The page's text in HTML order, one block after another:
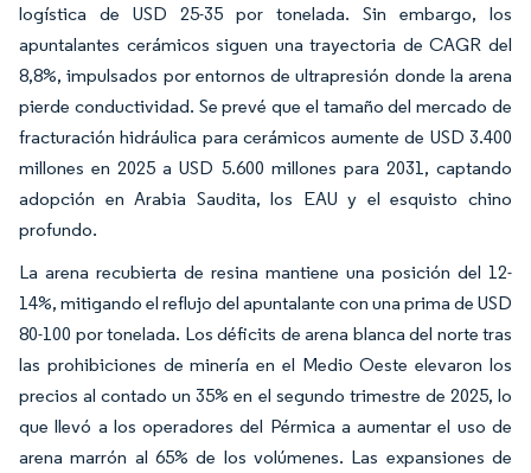
logística de USD 25-35 por tonelada. Sin embargo, los
apuntalantes cerámicos siguen una trayectoria de CAGR del
8,8%, impulsados por entornos de ultrapresión donde la arena
pierde conductividad. Se prevé que el tamaño del mercado de
fracturación hidráulica para cerámicos aumente de USD 3.400
millones en 2025 a USD 5.600 millones para 2031, captando
adopción en Arabia Saudita, los EAU y el esquisto chino
profundo.
La arena recubierta de resina mantiene una posición del 12-
14%, mitigando el reflujo del apuntalante con una prima de USD
80-100 por tonelada. Los déficits de arena blanca del norte tras
las prohibiciones de minería en el Medio Oeste elevaron los
precios al contado un 35% en el segundo trimestre de 2025, lo
que llevó a los operadores del Pérmica a aumentar el uso de
arena marrón al 65% de los volúmenes. Las expansiones de